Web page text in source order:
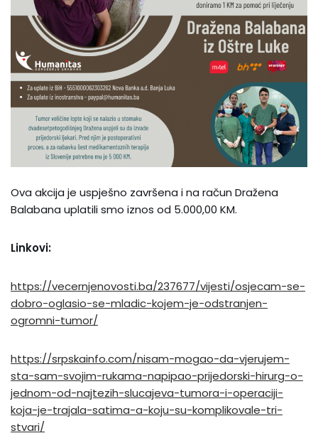
Ova akcija je uspješno završena i na račun Dražena
Balabana uplatili smo iznos od 5.000,00 KM.
Linkovi:
https://vecernjenovosti.ba/237677/vijesti/osjecam-se-
dobro-oglasio-se-mladic-kojem-je-odstranjen-
ogromni-tumor/
https://srpskainfo.com/nisam-mogao-da-vjerujem-
sta-sam-svojim-rukama-napipao-prijedorski-hirurg-o-
jednom-od-najtezih-slucajeva-tumora-i-operaciji-
koja-je-trajala-satima-a-koju-su-komplikovale-tri-
stvari/